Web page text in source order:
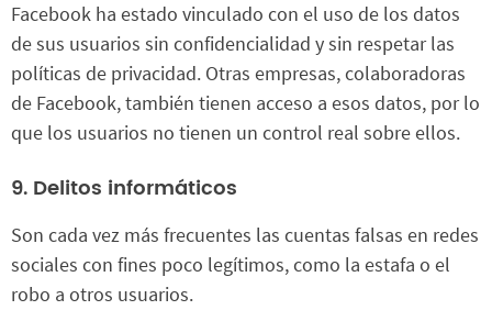
Facebook ha estado vinculado con el uso de los datos
de sus usuarios sin confidencialidad y sin respetar las
políticas de privacidad. Otras empresas, colaboradoras
de Facebook, también tienen acceso a esos datos, por lo
que los usuarios no tienen un control real sobre ellos.
9. Delitos informáticos
Son cada vez más frecuentes las cuentas falsas en redes
sociales con fines poco legítimos, como la estafa o el
robo a otros usuarios.